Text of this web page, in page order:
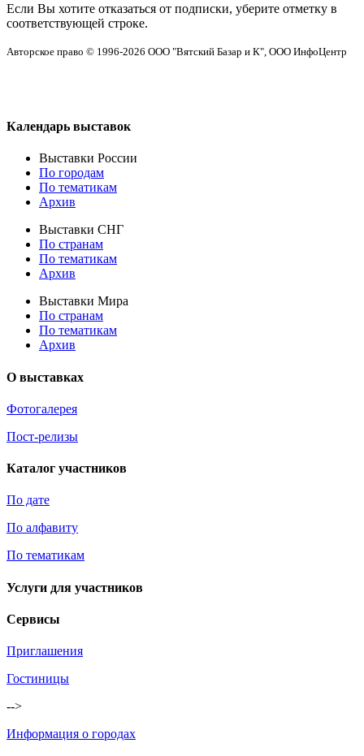
Если Вы хотите отказаться от подписки, уберите отметку в
соответствующей строке.
Авторское право © 1996-2026 ООО "Вятский Базар и К", ООО ИнфоЦентр
Календарь выставок
Выставки России
По городам
По тематикам
Архив
Выставки СНГ
По странам
По тематикам
Архив
Выставки Мира
По странам
По тематикам
Архив
О выставках
Фотогалерея
Пост-релизы
Каталог участников
По дате
По алфавиту
По тематикам
Услуги для участников
Сервисы
Приглашения
Гостиницы
-->
Информация о городах